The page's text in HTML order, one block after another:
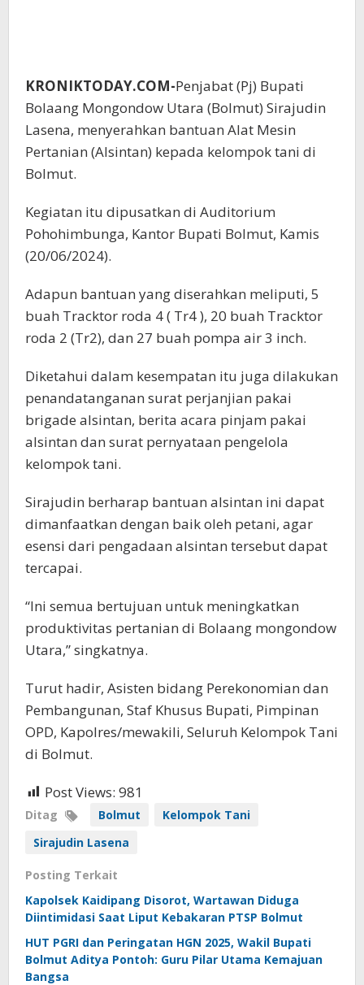
KRONIKTODAY.COM-Penjabat (Pj) Bupati
Bolaang Mongondow Utara (Bolmut) Sirajudin
Lasena, menyerahkan bantuan Alat Mesin
Pertanian (Alsintan) kepada kelompok tani di
Bolmut.
Kegiatan itu dipusatkan di Auditorium
Pohohimbunga, Kantor Bupati Bolmut, Kamis
(20/06/2024).
Adapun bantuan yang diserahkan meliputi, 5
buah Tracktor roda 4 ( Tr4 ), 20 buah Tracktor
roda 2 (Tr2), dan 27 buah pompa air 3 inch.
Diketahui dalam kesempatan itu juga dilakukan
penandatanganan surat perjanjian pakai
brigade alsintan, berita acara pinjam pakai
alsintan dan surat pernyataan pengelola
kelompok tani.
Sirajudin berharap bantuan alsintan ini dapat
dimanfaatkan dengan baik oleh petani, agar
esensi dari pengadaan alsintan tersebut dapat
tercapai.
“Ini semua bertujuan untuk meningkatkan
produktivitas pertanian di Bolaang mongondow
Utara,” singkatnya.
Turut hadir, Asisten bidang Perekonomian dan
Pembangunan, Staf Khusus Bupati, Pimpinan
OPD, Kapolres/mewakili, Seluruh Kelompok Tani
di Bolmut.
Post Views: 981
Ditag Bolmut
Kelompok Tani
Sirajudin Lasena
Posting Terkait
Kapolsek Kaidipang Disorot, Wartawan Diduga
Diintimidasi Saat Liput Kebakaran PTSP Bolmut
HUT PGRI dan Peringatan HGN 2025, Wakil Bupati
Bolmut Aditya Pontoh: Guru Pilar Utama Kemajuan
Bangsa